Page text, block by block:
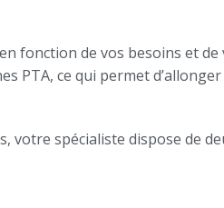
en fonction de vos besoins et de
PTA, ce qui permet
spécialiste dispose de